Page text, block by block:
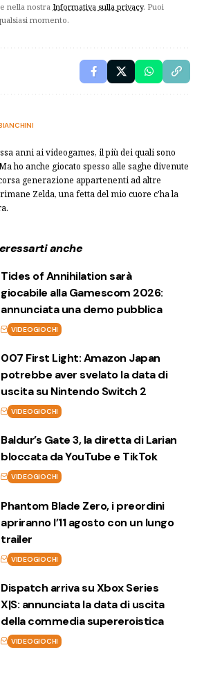
nella nostra Informativa sulla privacy. Puoi
momento.
anni ai videogames, il più dei quali sono
ho anche giocato spesso alle saghe divenute
generazione appartenenti ad altre
Zelda, una fetta del mio cuore c'ha la
anche
Tides of Annihilation sarà
giocabile alla Gamescom 2026:
annunciata una demo pubblica
VIDEOGIOCHI
007 First Light: Amazon Japan
potrebbe aver svelato la data di
uscita su Nintendo Switch 2
VIDEOGIOCHI
Baldur’s Gate 3, la diretta di Larian
bloccata da YouTube e TikTok
VIDEOGIOCHI
Phantom Blade Zero, i preordini
apriranno l’11 agosto con un lungo
trailer
VIDEOGIOCHI
Dispatch arriva su Xbox Series
X|S: annunciata la data di uscita
della commedia supereroistica
VIDEOGIOCHI